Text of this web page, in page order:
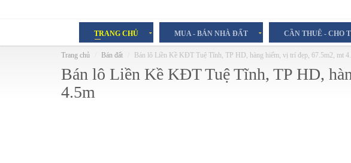
TRANG CHỦ MUA - BÁN NHÀ ĐẤT CẦN THUÊ - CHO
Trang chủ Bán đất Bán lô Liền Kề KĐT Tuệ Tĩnh, TP HD, hàng hiếm, vị trí đẹp, 67.5m2, mt
Bán lô Liền Kề KĐT Tuệ Tĩnh, TP HD,
4.5m